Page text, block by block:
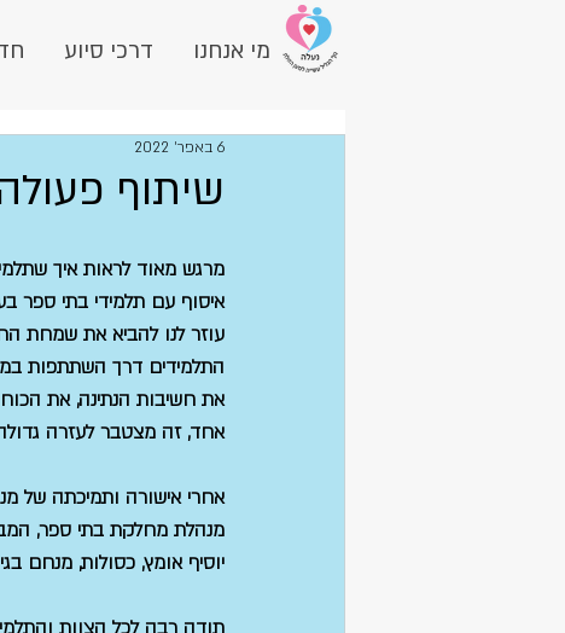
מי אנחנו דרכי סיוע
שיתוף
6 באפר׳ 2022
מרגש מאוד לראות איך
איסוף עם תלמידי בתי ספר
עוזר לנו להביא את שמחת
התלמידים דרך השתתפות
את חשיבות הנתינה, את
אחד, זה מצטבר לעזרה
אחרי אישורה ותמיכתה של
מנהלת מחלקת בתי ספר,
יוסיף אומץ, כסולות, מנחם